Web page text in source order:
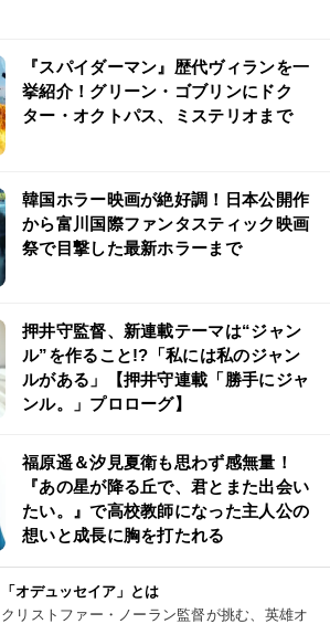
『スパイダーマン』歴代ヴィランを一
挙紹介！グリーン・ゴブリンにドク
ター・オクトパス、ミステリオまで
韓国ホラー映画が絶好調！日本公開作
から富川国際ファンタスティック映画
祭で目撃した最新ホラーまで
押井守監督、新連載テーマは“ジャン
ル”を作ること!?「私には私のジャン
ルがある」【押井守連載「勝手にジャ
ンル。」プロローグ】
福原遥＆汐見夏衛も思わず感無量！
『あの星が降る丘で、君とまた出会い
たい。』で高校教師になった主人公の
想いと成長に胸を打たれる
「オデュッセイア」とは
クリストファー・ノーラン監督が挑む、英雄オ